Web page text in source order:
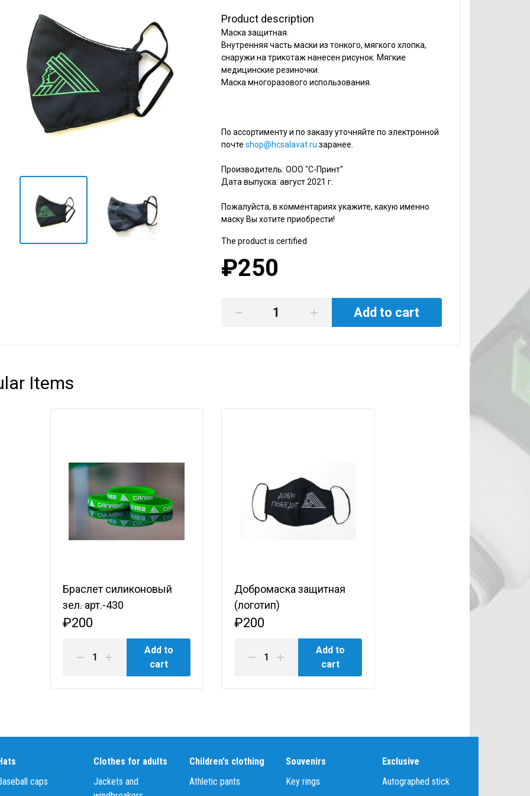
Барыс
Салават Юлаев
Сибирь
Product description
Маска защитная.
Внутренняя часть маски из тонкого, мягкого хлопка,
снаружи на трикотаж нанесен рисунок. Мягкие
медицинские резиночки.
Маска многоразового использования.
По ассортименту и по заказу уточняйте по электронной
почте shop@hcsalavat.ru заранее.
Производитель: ООО "С-Принт"
Дата выпуска: август 2021 г.
Пожалуйста, в комментариях укажите, какую именно
маску Вы хотите приобрести!
The product is certified
₽250
Add to cart
Items
Браслет силиконовый
зел. арт.-430
₽200
Add to
cart
Добромаска защитная
(логотип)
₽200
Add to
cart
caps
Clothes for adults
Jackets and
Children's clothing
Athletic pants
Souvenirs
Key rings
Exclusive
Autographed stick